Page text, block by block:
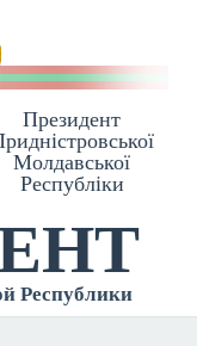
Президент
Молдавської
Республiки
Республики